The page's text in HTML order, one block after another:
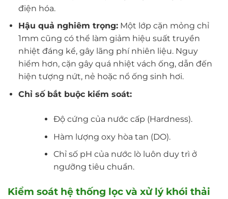
điện hóa.
Hậu quả nghiêm trọng:Một lớp cặn mỏng chỉ
1mm cũng có thể làm giảm hiệu suất truyền
nhiệt đáng kể, gây lãng phí nhiên liệu. Nguy
hiểm hơn, cặn gây quá nhiệt vách ống, dẫn đến
hiện tượng nứt, nẻ hoặc nổ ống sinh hơi.
Chỉ số bắt buộc kiểm soát:
Độ cứng của nước cấp (Hardness).
Hàm lượng oxy hòa tan (DO).
Chỉ số pH của nước lò luôn duy trì ở
ngưỡng tiêu chuẩn.
Kiểm soát hệ thống lọc và xử lý khói thải